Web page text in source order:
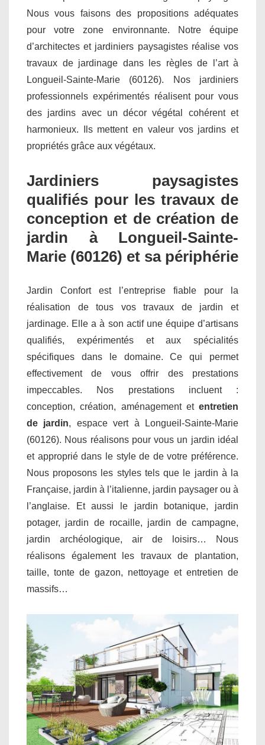
Nous vous faisons des propositions adéquates
pour votre zone environnante. Notre équipe
d’architectes et jardiniers paysagistes réalise vos
travaux de jardinage dans les règles de l’art à
Longueil-Sainte-Marie (60126). Nos jardiniers
professionnels expérimentés réalisent pour vous
des jardins avec un décor végétal cohérent et
harmonieux. Ils mettent en valeur vos jardins et
propriétés grâce aux végétaux.
Jardiniers paysagistes
qualifiés pour les travaux de
conception et de création de
jardin à Longueil-Sainte-
Marie (60126) et sa périphérie
Jardin Confort est l’entreprise fiable pour la
réalisation de tous vos travaux de jardin et
jardinage. Elle a à son actif une équipe d’artisans
qualifiés, expérimentés et aux spécialités
spécifiques dans le domaine. Ce qui permet
effectivement de vous offrir des prestations
impeccables. Nos prestations incluent :
conception, création, aménagement et entretien
de jardin, espace vert à Longueil-Sainte-Marie
(60126). Nous réalisons pour vous un jardin idéal
et approprié dans le style de de votre préférence.
Nous proposons les styles tels que le jardin à la
Française, jardin à l’italienne, jardin paysager ou à
l’anglaise. Et aussi le jardin botanique, jardin
potager, jardin de rocaille, jardin de campagne,
jardin archéologique, air de loisirs… Nous
réalisons également les travaux de plantation,
taille, tonte de gazon, nettoyage et entretien de
massifs…